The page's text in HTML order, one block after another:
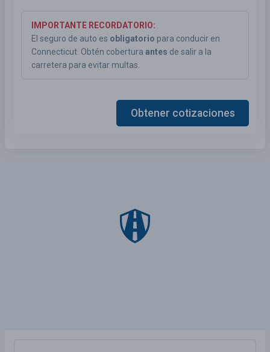
IMPORTANTE RECORDATORIO:
El seguro de auto es obligatorio para conducir en
Connecticut. Obtén cobertura antes de salir a la
carretera para evitar multas.
Obtener cotizaciones